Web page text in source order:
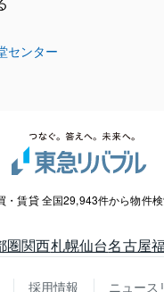
センター
・賃貸 全国29,943件から物件
圏関西札幌仙台名古屋
採用情報
ニュース